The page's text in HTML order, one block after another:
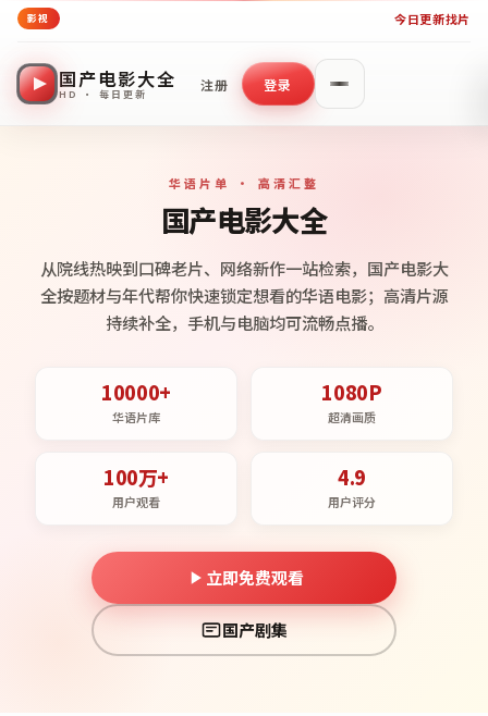
影视 今日更新找片
国产电影大全
HD · 每日更新
注册 登录
华语片单 · 高清汇整
国产电影大全
从院线热映到口碑老片、网络新作一站检索，国产电影大
全按题材与年代帮你快速锁定想看的华语电影；高清片源
持续补全，手机与电脑均可流畅点播。
10000+
华语片库
1080P
超清画质
100万+
用户观看
4.9
用户评分
立即免费观看
国产剧集